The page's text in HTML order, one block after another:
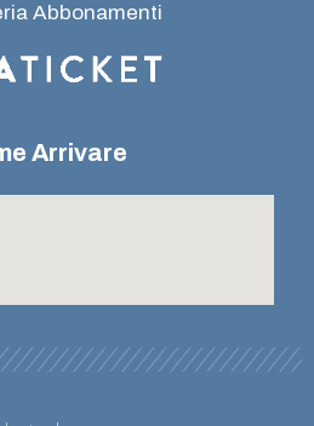
Abbonamenti
Arrivare